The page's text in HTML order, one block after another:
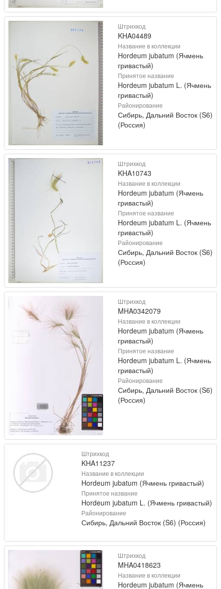
Штрихкод
KHA04489
Название в коллекции
Hordeum jubatum (Ячмень
гривастый)
Принятое название
Hordeum jubatum L. (Ячмень
гривастый)
Районирование
Сибирь, Дальний Восток (S6)
(Россия)
Штрихкод
KHA10743
Название в коллекции
Hordeum jubatum (Ячмень
гривастый)
Принятое название
Hordeum jubatum L. (Ячмень
гривастый)
Районирование
Сибирь, Дальний Восток (S6)
(Россия)
Штрихкод
MHA0342079
Название в коллекции
Hordeum jubatum (Ячмень
гривастый)
Принятое название
Hordeum jubatum L. (Ячмень
гривастый)
Районирование
Сибирь, Дальний Восток (S6)
(Россия)
Штрихкод
KHA11237
Название в коллекции
Hordeum jubatum (Ячмень гривастый)
Принятое название
Hordeum jubatum L. (Ячмень гривастый)
Районирование
Сибирь, Дальний Восток (S6) (Россия)
Штрихкод
MHA0418623
Название в коллекции
Hordeum jubatum (Ячмень